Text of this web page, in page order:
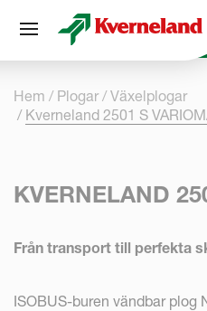
Hem Plogar
Växelplogar
Kverneland 2501 S
KVERNELAND
Från transport till perfekta
ISOBUS-buren vändbar plog
Cookie- hanteringspanel